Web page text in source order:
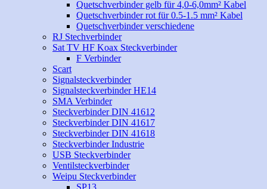
Quetschverbinder gelb für 4,0-6,0mm² Kabel
Quetschverbinder rot für 0.5-1.5 mm² Kabel
Quetschverbinder verschiedene
RJ Stechverbinder
Sat TV HF Koax Steckverbinder
F Verbinder
Scart
Signalsteckverbinder
Signalsteckverbinder HE14
SMA Verbinder
Steckverbinder DIN 41612
Steckverbinder DIN 41617
Steckverbinder DIN 41618
Steckverbinder Industrie
USB Steckverbinder
Ventilsteckverbinder
Weipu Steckverbinder
SP13